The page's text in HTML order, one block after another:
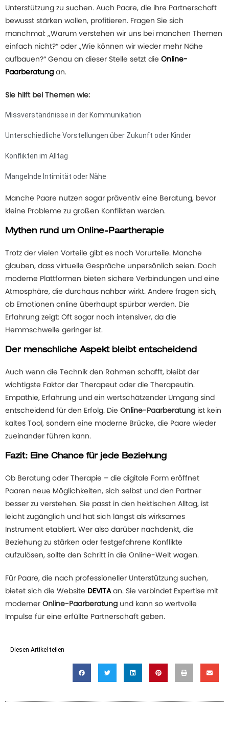
Unterstützung zu suchen. Auch Paare, die ihre Partnerschaft
bewusst stärken wollen, profitieren. Fragen Sie sich
manchmal: „Warum verstehen wir uns bei manchen Themen
einfach nicht?“ oder „Wie können wir wieder mehr Nähe
aufbauen?“ Genau an dieser Stelle setzt die Online-
Paarberatung an.
Sie hilft bei Themen wie:
Missverständnisse in der Kommunikation
Unterschiedliche Vorstellungen über Zukunft oder Kinder
Konflikten im Alltag
Mangelnde Intimität oder Nähe
Manche Paare nutzen sogar präventiv eine Beratung, bevor
kleine Probleme zu großen Konflikten werden.
Mythen rund um Online-Paartherapie
Trotz der vielen Vorteile gibt es noch Vorurteile. Manche
glauben, dass virtuelle Gespräche unpersönlich seien. Doch
moderne Plattformen bieten sichere Verbindungen und eine
Atmosphäre, die durchaus nahbar wirkt. Andere fragen sich,
ob Emotionen online überhaupt spürbar werden. Die
Erfahrung zeigt: Oft sogar noch intensiver, da die
Hemmschwelle geringer ist.
Der menschliche Aspekt bleibt entscheidend
Auch wenn die Technik den Rahmen schafft, bleibt der
wichtigste Faktor der Therapeut oder die Therapeutin.
Empathie, Erfahrung und ein wertschätzender Umgang sind
entscheidend für den Erfolg. Die Online-Paarberatung ist kein
kaltes Tool, sondern eine moderne Brücke, die Paare wieder
zueinander führen kann.
Fazit: Eine Chance für jede Beziehung
Ob Beratung oder Therapie – die digitale Form eröffnet
Paaren neue Möglichkeiten, sich selbst und den Partner
besser zu verstehen. Sie passt in den hektischen Alltag, ist
leicht zugänglich und hat sich längst als wirksames
Instrument etabliert. Wer also darüber nachdenkt, die
Beziehung zu stärken oder festgefahrene Konflikte
aufzulösen, sollte den Schritt in die Online-Welt wagen.
Für Paare, die nach professioneller Unterstützung suchen,
bietet sich die Website DEVITAan. Sie verbindet Expertise mit
moderner Online-Paarberatung und kann so wertvolle
Impulse für eine erfüllte Partnerschaft geben.
Diesen Artikel teilen